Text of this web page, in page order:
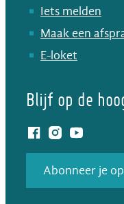
Iets melden
Maak een
E-loket
Blijf op de
Facebook
Instagram
YouTube
Abonneer je